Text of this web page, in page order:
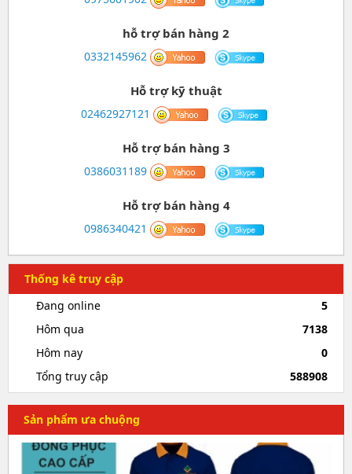
hỗ trợ bán hàng 2
0332145962
Hỗ trợ kỹ thuật
02462927121
Hỗ trợ bán hàng 3
0386031189
Hỗ trợ bán hàng 4
0986340421
Thống kê truy cập
Đang online
5
Hôm qua
7138
Hôm nay
0
Tổng truy cập
588908
Sản phẩm ưa chuộng